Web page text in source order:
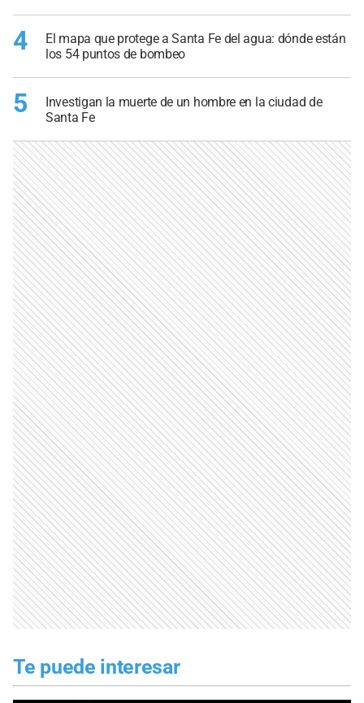
4
El mapa que protege a Santa Fe del agua: dónde están
los 54 puntos de bombeo
5
Investigan la muerte de un hombre en la ciudad de
Santa Fe
Te puede interesar